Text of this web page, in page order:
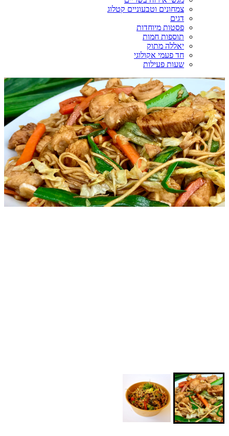
צמחונים וטבעוניים קטלוג
דגים
פסטות מיוחדות
תוספות חמות
יאללה מתוק
חד פעמי אקולוגי
שעות פעילות